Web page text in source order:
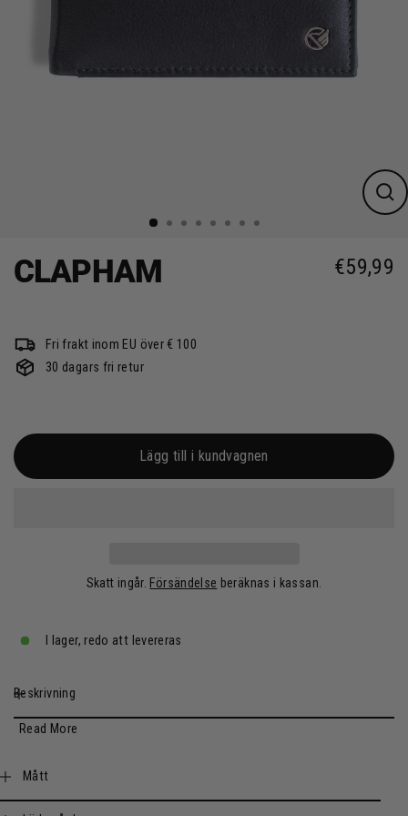
CLAPHAM €59,99
Fri frakt inom EU över € 100
30 dagars fri retur
I lager, redo att levereras
Lägg till i kundvagnen
Skatt ingår. Försändelse beräknas i kassan.
Beskrivning
Read More
Mått